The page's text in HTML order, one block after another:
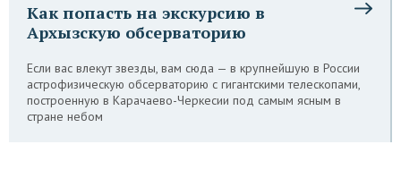
Как попасть на экскурсию в
Архызскую обсерваторию
Если вас влекут звезды, вам сюда — в крупнейшую в России
астрофизическую обсерваторию с гигантскими телескопами,
построенную в Карачаево-Черкесии под самым ясным в
стране небом